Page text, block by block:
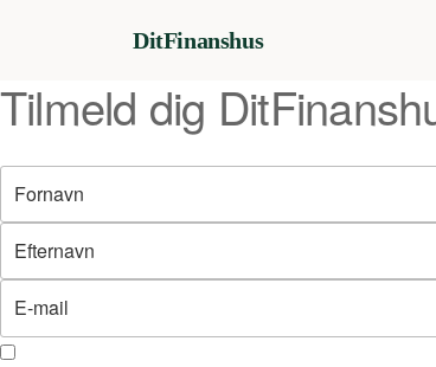
DitFinanshus
Tilmeld dig